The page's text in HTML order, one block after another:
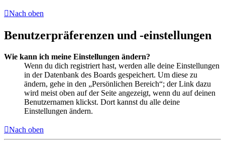
Nach oben
Benutzerpräferenzen und -einstellungen
Wie kann ich meine Einstellungen ändern?
Wenn du dich registriert hast, werden alle deine Einstellungen
in der Datenbank des Boards gespeichert. Um diese zu
ändern, gehe in den „Persönlichen Bereich“; der Link dazu
wird meist oben auf der Seite angezeigt, wenn du auf deinen
Benutzernamen klickst. Dort kannst du alle deine
Einstellungen ändern.
Nach oben